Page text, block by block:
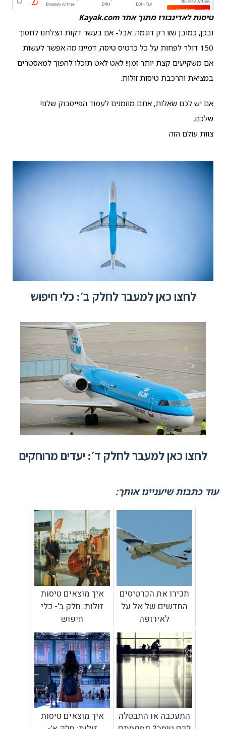
טיסות לאדינבורו מתוך אתר Kayak.com
ובכן, כמובן שזו רק דוגמה. אבל- אם בעשר דקות הצלחנו לחסוך
150 דולר לפחות על כל כרטיס טיסה, דמיינו מה אפשר לעשות
אם משקיעים קצת יותר זמן!! לאט לאט תוכלו להפוך למאסטרים
במציאת והרכבת טיסות זולות.
אם יש לכם שאלות, אתם מוזמנים לעמוד הפייסבוק שלנו!
שלכם,
צוות עולם הזה
לחצו כאן למעבר לחלק ב׳: כלי חיפוש​
לחצו כאן למעבר לחלק ד׳: יעדים מרוחקים
עוד כתבות שיעניינו אותך:
תכירו את הכרטיסים
החדשים של אל על
לאירופה
איך מוצאים טיסות
זולות: חלק ב׳- כלי
חיפוש
התעכבה או התבטלה
איך מוצאים טיסות